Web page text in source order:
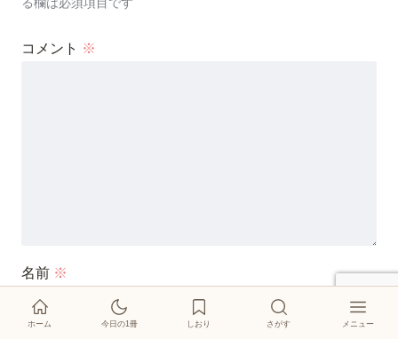
コメント ※
名前 ※
絵本紹介 今日の1冊 イベント 登場キャラクターこのブログについてお問い合わせ
ホーム 今日の1冊 しおり さがす メニュー